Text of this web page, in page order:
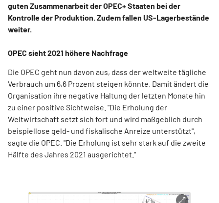
guten Zusammenarbeit der OPEC+ Staaten bei der
Kontrolle der Produktion. Zudem fallen US-Lagerbestände
weiter.
OPEC sieht 2021 höhere Nachfrage
Die OPEC geht nun davon aus, dass der weltweite tägliche
Verbrauch um 6,6 Prozent steigen könnte. Damit ändert die
Organisation ihre negative Haltung der letzten Monate hin
zu einer positive Sichtweise. "Die Erholung der
Weltwirtschaft setzt sich fort und wird maßgeblich durch
beispiellose geld- und fiskalische Anreize unterstützt",
sagte die OPEC. "Die Erholung ist sehr stark auf die zweite
Hälfte des Jahres 2021 ausgerichtet."